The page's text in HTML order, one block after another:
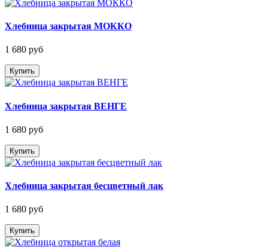
Хлебница закрытая МОККО
1 680 руб
Купить
Хлебница закрытая ВЕНГЕ
1 680 руб
Купить
Хлебница закрытая бесцветный лак
1 680 руб
Купить